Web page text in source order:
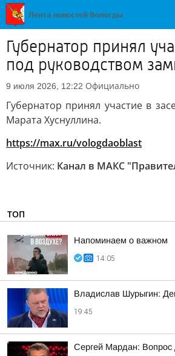
Губернатор принял
под руководством
9 июля 2026, 12:22 Официально
Губернатор принял участие в
Марата Хуснуллина.
https://max.ru/vologdaoblast
Источник: Канал в МАКС
ТОП
Напоминаем о важном
14:05
Владислав Шурыгин:
19:45
Сергей Мардан: Вопрос